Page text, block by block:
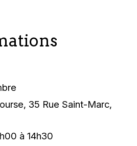
35 Rue Saint-Marc,
à 14h30